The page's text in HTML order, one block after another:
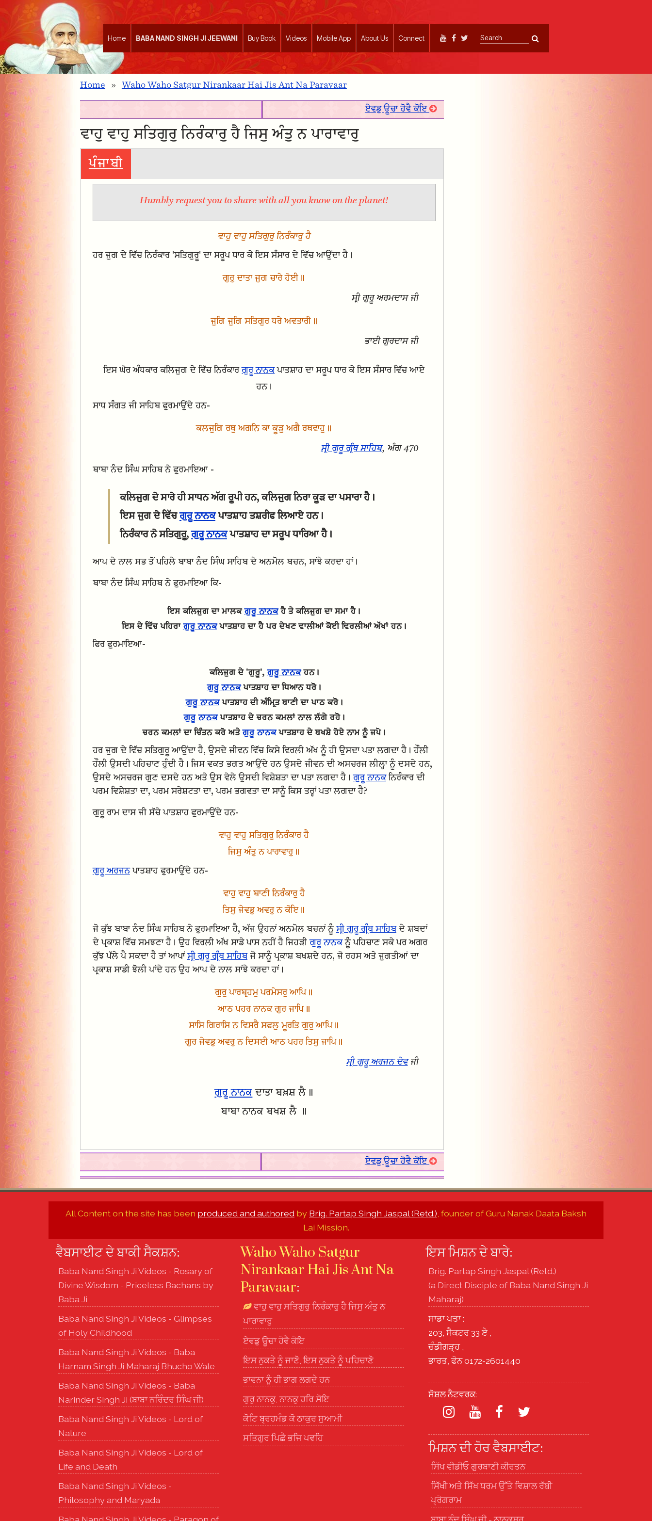
Home BABA NAND SINGH JI JEEWANI Buy Book Videos Mobile App About Us Connect
Home » Waho Waho Satgur Nirankaar Hai Jis Ant Na Paravaar
ਏਵਡੁ ਊਚਾ ਹੋਵੈ ਕੋਇ
ਵਾਹੁ ਵਾਹੁ ਸਤਿਗੁਰੁ ਨਿਰੰਕਾਰੁ ਹੈ ਜਿਸੁ ਅੰਤੁ ਨ ਪਾਰਾਵਾਰੁ
ਪੰਜਾਬੀ
Humbly request you to share with all you know on the planet!
ਵਾਹੁ ਵਾਹੁ ਸਤਿਗੁਰੁ ਨਿਰੰਕਾਰੁ ਹੈ
ਹਰ ਜੁਗ ਦੇ ਵਿੱਚ ਨਿਰੰਕਾਰ 'ਸਤਿਗੁਰੂ' ਦਾ ਸਰੂਪ ਧਾਰ ਕੇ ਇਸ ਸੰਸਾਰ ਦੇ ਵਿੱਚ ਆਉਂਦਾ ਹੈ।
ਗੁਰੁ ਦਾਤਾ ਜੁਗ ਚਾਰੇ ਹੋਈ॥
ਸ੍ਰੀ ਗੁਰੂ ਅਰਮਦਾਸ ਜੀ
ਜੁਗਿ ਜੁਗਿ ਸਤਿਗੁਰ ਧਰੇ ਅਵਤਾਰੀ॥
ਭਾਈ ਗੁਰਦਾਸ ਜੀ
ਇਸ ਘੋਰ ਅੰਧਕਾਰ ਕਲਿਜੁਗ ਦੇ ਵਿੱਚ ਨਿਰੰਕਾਰਗੁਰੂ ਨਾਨਕਪਾਤਸ਼ਾਹ ਦਾ ਸਰੂਪ ਧਾਰ ਕੇ ਇਸ ਸੰਸਾਰ ਵਿੱਚ ਆਏ
ਹਨ।
ਸਾਧ ਸੰਗਤ ਜੀ ਸਾਹਿਬ ਫੁਰਮਾਉਂਦੇ ਹਨ-
ਕਲਜੁਗਿ ਰਥੁ ਅਗਨਿ ਕਾ ਕੂੜੁ ਅਗੈ ਰਥਵਾਹੁ॥
ਸ੍ਰੀ ਗੁਰੂ ਗ੍ਰੰਥ ਸਾਹਿਬ, ਅੰਗ 470
ਬਾਬਾ ਨੰਦ ਸਿੰਘ ਸਾਹਿਬ ਨੇ ਫੁਰਮਾਇਆ -
ਕਲਿਜੁਗ ਦੇ ਸਾਰੇ ਹੀ ਸਾਧਨ ਅੱਗ ਰੂਪੀ ਹਨ, ਕਲਿਜੁਗ ਨਿਰਾ ਕੂੜ ਦਾ ਪਸਾਰਾ ਹੈ।
ਇਸ ਜੁਗ ਦੇ ਵਿੱਚਗੁਰੂ ਨਾਨਕਪਾਤਸ਼ਾਹ ਤਸ਼ਰੀਫ ਲਿਆਏ ਹਨ।
ਨਿਰੰਕਾਰ ਨੇ ਸਤਿਗੁਰੂ,ਗੁਰੂ ਨਾਨਕਪਾਤਸ਼ਾਹ ਦਾ ਸਰੂਪ ਧਾਰਿਆ ਹੈ।
ਆਪ ਦੇ ਨਾਲ ਸਭ ਤੋਂ ਪਹਿਲੇ ਬਾਬਾ ਨੰਦ ਸਿੰਘ ਸਾਹਿਬ ਦੇ ਅਨਮੋਲ ਬਚਨ, ਸਾਂਝੇ ਕਰਦਾ ਹਾਂ।
ਬਾਬਾ ਨੰਦ ਸਿੰਘ ਸਾਹਿਬ ਨੇ ਫੁਰਮਾਇਆ ਕਿ-
ਇਸ ਕਲਿਜੁਗ ਦਾ ਮਾਲਕਗੁਰੂ ਨਾਨਕਹੈ ਤੇ ਕਲਿਜੁਗ ਦਾ ਸਮਾ ਹੈ।
ਇਸ ਦੇ ਵਿੱਚ ਪਹਿਰਾ ਗੁਰੂ ਨਾਨਕਪਾਤਸ਼ਾਹ ਦਾ ਹੈ ਪਰ ਦੇਖਣ ਵਾਲੀਆਂ ਕੋਈ ਵਿਰਲੀਆਂ ਅੱਖਾਂ ਹਨ।
ਫਿਰ ਫੁਰਮਾਇਆ-
ਕਲਿਜੁਗ ਦੇ 'ਗੁਰੂ', ਗੁਰੂ ਨਾਨਕਹਨ।
ਗੁਰੂ ਨਾਨਕਪਾਤਸ਼ਾਹ ਦਾ ਧਿਆਨ ਧਰੋ।
ਗੁਰੂ ਨਾਨਕਪਾਤਸ਼ਾਹ ਦੀ ਅੰਮ੍ਰਿਤ ਬਾਣੀ ਦਾ ਪਾਠ ਕਰੋ।
ਗੁਰੂ ਨਾਨਕਪਾਤਸ਼ਾਹ ਦੇ ਚਰਨ ਕਮਲਾਂ ਨਾਲ ਲੱਗੇ ਰਹੋ।
ਚਰਨ ਕਮਲਾਂ ਦਾ ਚਿੰਤਨ ਕਰੋ ਅਤੇਗੁਰੂ ਨਾਨਕਪਾਤਸ਼ਾਹ ਦੇ ਬਖਸ਼ੇ ਹੋਏ ਨਾਮ ਨੂੰ ਜਪੋ।
ਹਰ ਜੁਗ ਦੇ ਵਿੱਚ ਸਤਿਗੁਰੂ ਆਉਂਦਾ ਹੈ, ਉਸਦੇ ਜੀਵਨ ਵਿੱਚ ਕਿਸੇ ਵਿਰਲੀ ਅੱਖ ਨੂੰ ਹੀ ਉਸਦਾ ਪਤਾ ਲਗਦਾ ਹੈ। ਹੌਲੀ
ਹੌਲੀ ਉਸਦੀ ਪਹਿਚਾਣ ਹੁੰਦੀ ਹੈ। ਜਿਸ ਵਕਤ ਭਗਤ ਆਉਂਦੇ ਹਨ ਉਸਦੇ ਜੀਵਨ ਦੀ ਅਸਚਰਜ ਲੀਲ੍ਹਾ ਨੂੰ ਦਸਦੇ ਹਨ,
ਉਸਦੇ ਅਸਚਰਜ ਗੁਣ ਦਸਦੇ ਹਨ ਅਤੇ ਉਸ ਵੇਲੇ ਉਸਦੀ ਵਿਸ਼ੇਸ਼ਤਾ ਦਾ ਪਤਾ ਲਗਦਾ ਹੈ।ਗੁਰੂ ਨਾਨਕਨਿਰੰਕਾਰ ਦੀ
ਪਰਮ ਵਿਸ਼ੇਸ਼ਤਾ ਦਾ, ਪਰਮ ਸਰੇਸ਼ਟਤਾ ਦਾ, ਪਰਮ ਭਗਵਤਾ ਦਾ ਸਾਨੂੰ ਕਿਸ ਤਰ੍ਹਾਂ ਪਤਾ ਲਗਦਾ ਹੈ?
ਗੁਰੂ ਰਾਮ ਦਾਸ ਜੀ ਸੱਚੇ ਪਾਤਸ਼ਾਹ ਫੁਰਮਾਉਂਦੇ ਹਨ-
ਵਾਹੁ ਵਾਹੁ ਸਤਿਗੁਰੁ ਨਿਰੰਕਾਰ ਹੈ
ਜਿਸੁ ਅੰਤੁ ਨ ਪਾਰਾਵਾਰੁ॥
ਗੁਰੂ ਅਰਜਨਪਾਤਸ਼ਾਹ ਫੁਰਮਾਉਂਦੇ ਹਨ-
ਵਾਹੁ ਵਾਹੁ ਬਾਣੀ ਨਿਰੰਕਾਰੁ ਹੈ
ਤਿਸੁ ਜੇਵਡੁ ਅਵਰੁ ਨ ਕੋਇ॥
ਜੋ ਕੁੱਝ ਬਾਬਾ ਨੰਦ ਸਿੰਘ ਸਾਹਿਬ ਨੇ ਫੁਰਮਾਇਆ ਹੈ, ਅੱਜ ਉਹਨਾਂ ਅਨਮੋਲ ਬਚਨਾਂ ਨੂੰ ਸ੍ਰੀ ਗੁਰੂ ਗ੍ਰੰਥ ਸਾਹਿਬਦੇ ਸ਼ਬਦਾਂ
ਦੇ ਪ੍ਰਕਾਸ਼ ਵਿੱਚ ਸਮਝਣਾ ਹੈ। ਉਹ ਵਿਰਲੀ ਅੱਖ ਸਾਡੇ ਪਾਸ ਨਹੀਂ ਹੈ ਜਿਹੜੀਗੁਰੂ ਨਾਨਕਨੂੰ ਪਹਿਚਾਣ ਸਕੇ ਪਰ ਅਗਰ
ਕੁੱਝ ਪੱਲੇ ਪੈ ਸਕਦਾ ਹੈ ਤਾਂ ਆਪਾਂ ਸ੍ਰੀ ਗੁਰੂ ਗ੍ਰੰਥ ਸਾਹਿਬਜੋ ਸਾਨੂੰ ਪ੍ਰਕਾਸ਼ ਬਖਸ਼ਦੇ ਹਨ, ਜੋ ਰਹਸ ਅਤੇ ਜੁਗਤੀਆਂ ਦਾ
ਪ੍ਰਕਾਸ਼ ਸਾਡੀ ਝੋਲੀ ਪਾਂਦੇ ਹਨ ਉਹ ਆਪ ਦੇ ਨਾਲ ਸਾਂਝੇ ਕਰਦਾ ਹਾਂ।
ਗੁਰੁ ਪਾਰਬ੍ਰਹਮੁ ਪਰਮੇਸਰੁ ਆਪਿ॥
ਆਠ ਪਹਰ ਨਾਨਕ ਗੁਰ ਜਾਪਿ॥
ਸਾਸਿ ਗਿਰਾਸਿ ਨ ਵਿਸਰੈ ਸਫਲੁ ਮੂਰਤਿ ਗੁਰੁ ਆਪਿ॥
ਗੁਰ ਜੇਵਡੁ ਅਵਰੁ ਨ ਦਿਸਈ ਆਠ ਪਹਰ ਤਿਸੁ ਜਾਪਿ॥
ਸ੍ਰੀ ਗੁਰੂ ਅਰਜਨ ਦੇਵਜੀ
ਗੁਰੂ ਨਾਨਕ ਦਾਤਾ ਬਖ਼ਸ਼ ਲੈ॥
ਬਾਬਾ ਨਾਨਕ ਬਖਸ਼ ਲੈ ॥
ਏਵਡੁ ਊਚਾ ਹੋਵੈ ਕੋਇ
All Content on the site has been produced and authored by Brig. Partap Singh Jaspal (Retd.) , founder of Guru Nanak Daata Baksh
Lai Mission.
ਵੈਬਸਾਈਟ ਦੇ ਬਾਕੀ ਸੈਕਸ਼ਨ:
Baba Nand Singh Ji Videos - Rosary of
Divine Wisdom - Priceless Bachans by
Baba Ji
Baba Nand Singh Ji Videos - Glimpses
of Holy Childhood
Baba Nand Singh Ji Videos - Baba
Harnam Singh Ji Maharaj Bhucho Wale
Baba Nand Singh Ji Videos - Baba
Narinder Singh Ji (ਬਾਬਾ ਨਰਿੰਦਰ ਸਿੰਘ ਜੀ)
Baba Nand Singh Ji Videos - Lord of
Nature
Baba Nand Singh Ji Videos - Lord of
Life and Death
Baba Nand Singh Ji Videos -
Philosophy and Maryada
Waho Waho Satgur
Nirankaar Hai Jis Ant Na
Paravaar:
ਵਾਹੁ ਵਾਹੁ ਸਤਿਗੁਰੁ ਨਿਰੰਕਾਰੁ ਹੈ ਜਿਸੁ ਅੰਤੁ ਨ
ਪਾਰਾਵਾਰੁ
ਏਵਡੁ ਊਚਾ ਹੋਵੈ ਕੋਇ
ਇਸ ਨੁਕਤੇ ਨੂੰ ਜਾਣੋ, ਇਸ ਨੁਕਤੇ ਨੂੰ ਪਹਿਚਾਣੋ
ਭਾਵਨਾ ਨੂੰ ਹੀ ਭਾਗ ਲਗਦੇ ਹਨ
ਗੁਰੁ ਨਾਨਕੁ, ਨਾਨਕੁ ਹਰਿ ਸੋਇ
ਕੋਟਿ ਬ੍ਰਹਮੰਡ ਕੋ ਠਾਕੁਰ ਸੁਆਮੀ
ਸਤਿਗੁਰ ਪਿਛੈ ਭਜਿ ਪਵਹਿ
ਇਸ ਮਿਸ਼ਨ ਦੇ ਬਾਰੇ:
Brig. Partap Singh Jaspal (Retd.)
(a Direct Disciple of Baba Nand Singh Ji
Maharaj)
ਸਾਡਾ ਪਤਾ :
203, ਸੈਕਟਰ 33 ਏ ,
ਚੰਡੀਗੜ੍ਹ ,
ਭਾਰਤ, ਫੋਨ 0172-2601440
ਸੋਸ਼ਲ ਨੈਟਵਰਕ:
ਮਿਸ਼ਨ ਦੀ ਹੋਰ ਵੈਬਸਾਈਟ:
ਸਿੱਖ ਵੀਡੀਓ ਗੁਰਬਾਣੀ ਕੀਰਤਨ
ਸਿੱਖੀ ਅਤੇ ਸਿੱਖ ਧਰਮ ਉੱਤੇ ਵਿਸ਼ਾਲ ਰੱਬੀ
ਪ੍ਰੋਗਰਾਮ